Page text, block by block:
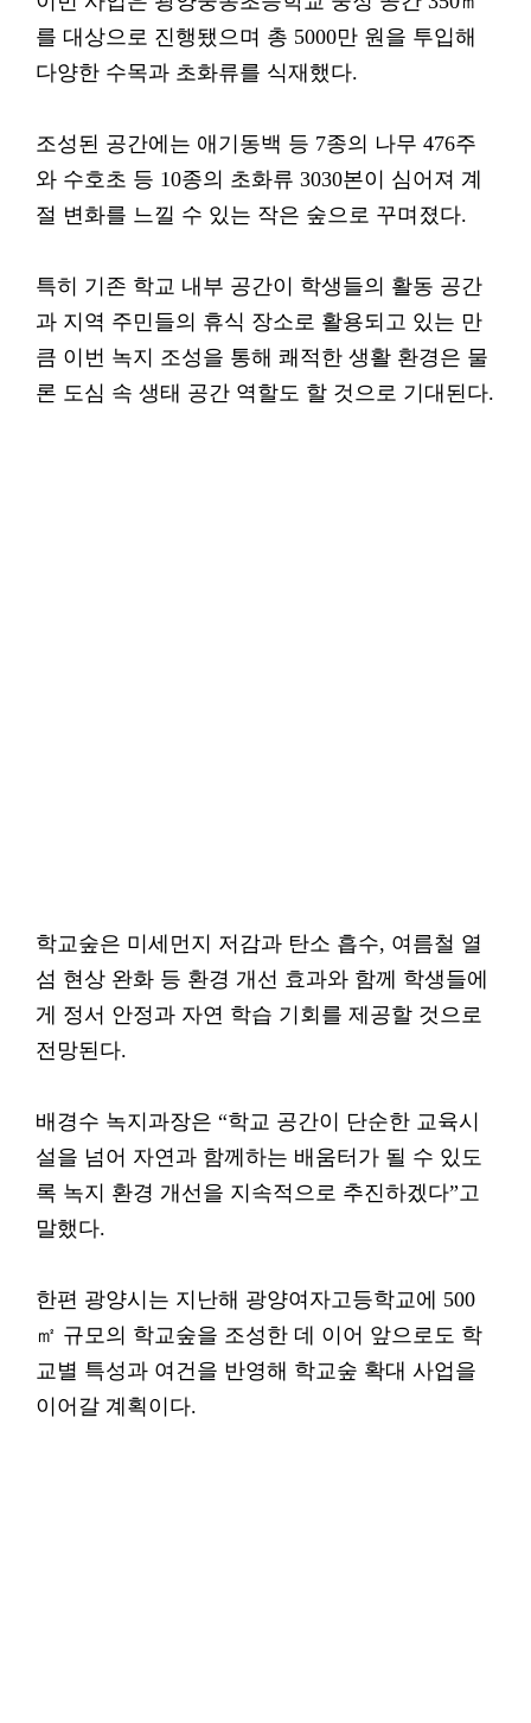
를 대상으로 진행됐으며 총 5000만 원을 투입해
다양한 수목과 초화류를 식재했다.
조성된 공간에는 애기동백 등 7종의 나무 476주
와 수호초 등 10종의 초화류 3030본이 심어져 계
절 변화를 느낄 수 있는 작은 숲으로 꾸며졌다.
특히 기존 학교 내부 공간이 학생들의 활동 공간
과 지역 주민들의 휴식 장소로 활용되고 있는 만
큼 이번 녹지 조성을 통해 쾌적한 생활 환경은 물
론 도심 속 생태 공간 역할도 할 것으로 기대된다.
학교숲은 미세먼지 저감과 탄소 흡수, 여름철 열
섬 현상 완화 등 환경 개선 효과와 함께 학생들에
게 정서 안정과 자연 학습 기회를 제공할 것으로
전망된다.
배경수 녹지과장은 “학교 공간이 단순한 교육시
설을 넘어 자연과 함께하는 배움터가 될 수 있도
록 녹지 환경 개선을 지속적으로 추진하겠다”고
말했다.
한편 광양시는 지난해 광양여자고등학교에 500
㎡ 규모의 학교숲을 조성한 데 이어 앞으로도 학
교별 특성과 여건을 반영해 학교숲 확대 사업을
이어갈 계획이다.